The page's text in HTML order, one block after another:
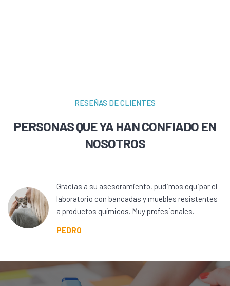
RESEÑAS DE CLIENTES
PERSONAS QUE YA HAN CONFIADO EN
NOSOTROS
Gracias a su asesoramiento, pudimos equipar el
laboratorio con bancadas y muebles resistentes
a productos químicos. Muy profesionales.
PEDRO